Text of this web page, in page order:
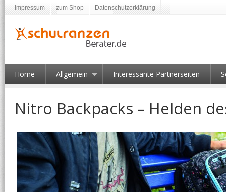
Impressum zum Shop Datenschutzerklärung
Home Allgemein Interessante Partnerseiten
Nitro Backpacks – Helden